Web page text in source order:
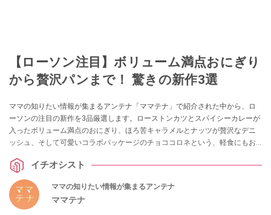
【ローソン注目】ボリューム満点おにぎり
から贅沢パンまで！ 驚きの新作3選
ママの知りたい情報が集まるアンテナ「ママテナ」で紹介された中から、ロ
ーソンの注目の新作を3品厳選します。ローストンカツとスパイシーカレーが
入ったボリューム満点のおにぎり、ほろ苦キャラメルとナッツが贅沢なデニ
ッシュ、そして可愛いコラボパッケージのチョココロネという、軽食にもお
イチオシスト
ママの知りたい情報が集まるアンテナ
ママテナ